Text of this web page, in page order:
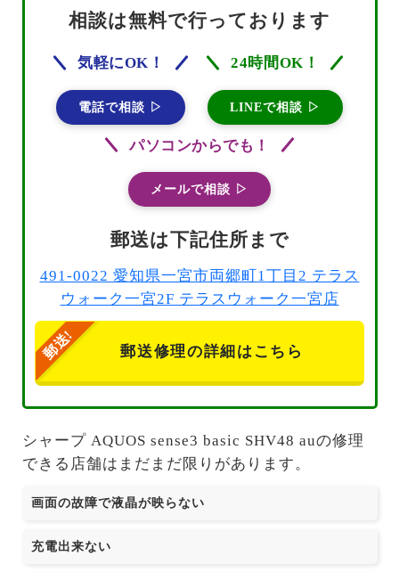
相談は無料で行っております
気軽にOK！
電話で相談 ▷
24時間OK！
LINEで相談 ▷
パソコンからでも！
メールで相談 ▷
郵送は下記住所まで
491-0022 愛知県一宮市両郷町1丁目2 テラス
ウォーク一宮2F テラスウォーク一宮店
郵送修理の詳細はこちら
シャープ AQUOS sense3 basic SHV48 auの修理
できる店舗はまだまだ限りがあります。
画面の故障で液晶が映らない
充電出来ない